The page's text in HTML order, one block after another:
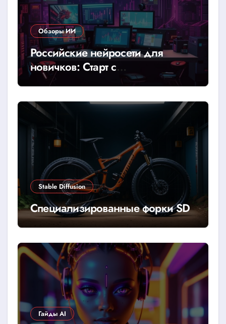
Обзоры ИИ
Российские нейросети для
новичков: Старт с
YandexGPT/GigaChat
Stable Diffusion
Специализированные форки SD
Гайды AI